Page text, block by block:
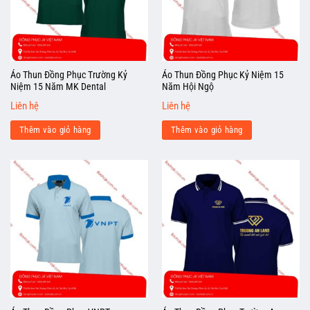
Áo Thun Đồng Phục Trường Kỷ
Niệm 15 Năm MK Dental
Liên hệ
Thêm vào giỏ hàng
Áo Thun Đồng Phục Kỷ Niệm 15
Năm Hội Ngộ
Liên hệ
Thêm vào giỏ hàng